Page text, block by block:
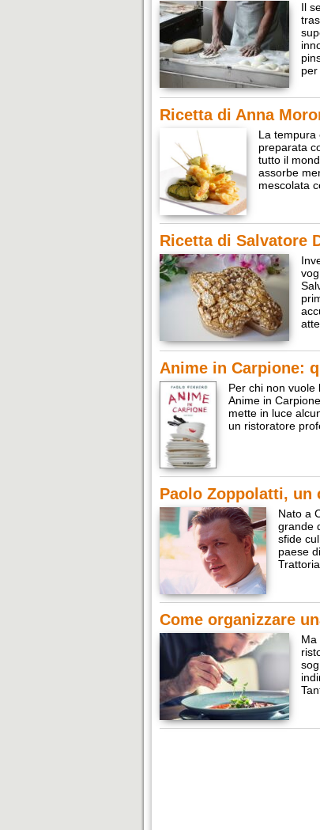
Il
per
Ricetta di Anna
La tempura
preparata
tutto il
assorbe
mescolata
Ricetta di Salvatore
Anime in Carpione:
Per chi non vuole
Anime in
mette in luce
un ristoratore
Paolo Zoppolatti, un
Nato a
grande
sfide
paese
Come organizzare
Ma